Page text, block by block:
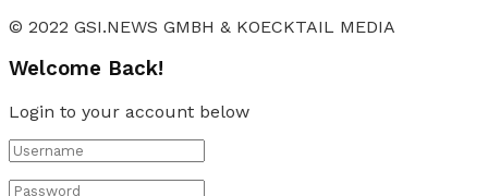
© 2022 GSI.NEWS GMBH & KOECKTAIL MEDIA
Welcome Back!
Login to your account below